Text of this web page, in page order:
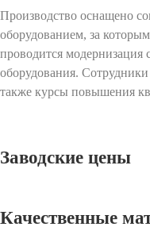
Производство оснащено
оборудованием, за
проводится модернизация
оборудования.
также курсы повышения
Заводские цены
Качественные